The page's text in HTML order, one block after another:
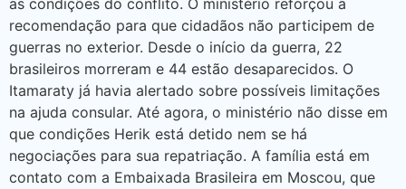
as condições do conflito. O ministério reforçou a
recomendação para que cidadãos não participem de
guerras no exterior. Desde o início da guerra, 22
brasileiros morreram e 44 estão desaparecidos. O
Itamaraty já havia alertado sobre possíveis limitações
na ajuda consular. Até agora, o ministério não disse em
que condições Herik está detido nem se há
negociações para sua repatriação. A família está em
contato com a Embaixada Brasileira em Moscou, que